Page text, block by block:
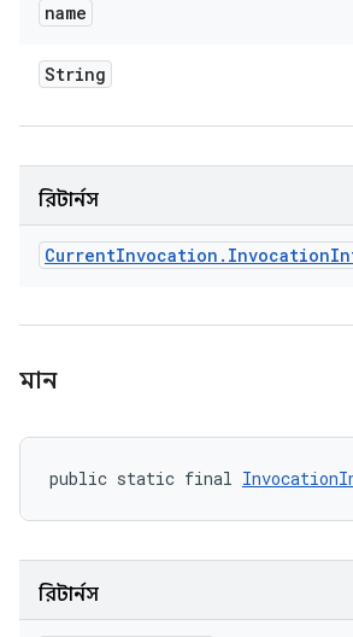
name
String
রিটার্নস
CurrentInvocation . Invocation
মান
public static final
রিটার্নস